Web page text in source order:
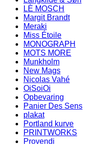
LÈ MOSCH
Margit Brandt
Meraki
Miss Étoile
MONOGRAPH
MOTS MORE
Munkholm
New Mags
Nicolas Vahé
OiSoiOi
Opbevaring
Panier Des Sens
plakat
Portland kurve
PRINTWORKS
Provendi